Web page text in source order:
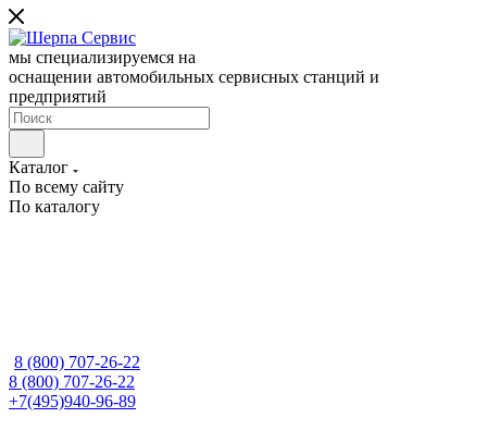
мы специализируемся на
оснащении автомобильных сервисных станций и
предприятий
Каталог
По всему сайту
По каталогу
8 (800) 707-26-22
8 (800) 707-26-22
+7(495)940-96-89